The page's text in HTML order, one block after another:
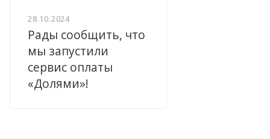
28.10.2024
Рады сообщить, что
мы запустили
сервис оплаты
«Долями»!